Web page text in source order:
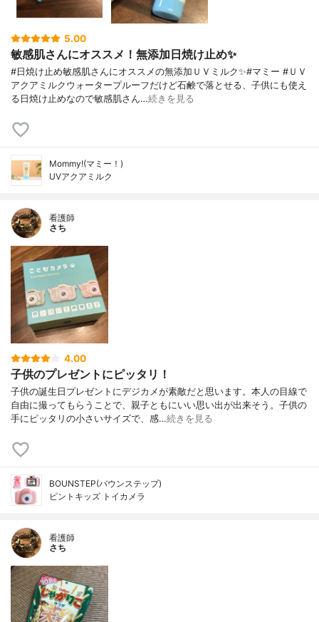
5.00
敏感肌さんにオススメ！無添加日焼け止め✨
#日焼け止め敏感肌さんにオススメの無添加ＵＶミルク✨#マミー #ＵＶ
アクアミルクウォータープルーフだけど石鹸で落とせる、子供にも使え
る日焼け止めなので敏感肌さん…続きを見る
Mommy!(マミー！)
UVアクアミルク
看護師
さち
4.00
子供のプレゼントにピッタリ！
子供の誕生日プレゼントにデジカメが素敵だと思います。本人の目線で
自由に撮ってもらうことで、親子ともにいい思い出が出来そう。子供の
手にピッタリの小さいサイズで、感…続きを見る
BOUNSTEP(バウンステップ)
ピントキッズ トイカメラ
看護師
さち